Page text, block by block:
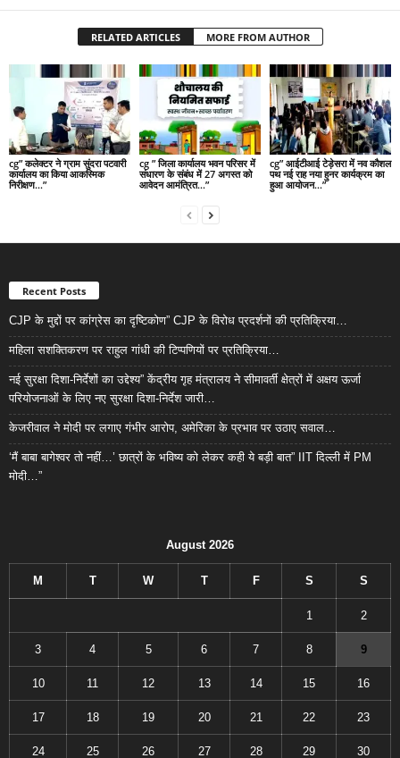
RELATED ARTICLES MORE FROM AUTHOR
cg” कलेक्टर ने ग्राम सुंदरा पटवारी
कार्यालय का किया आकस्मिक
निरीक्षण…”
cg ” जिला कार्यालय भवन परिसर में
संधारण के संबंध में 27 अगस्त को
आवेदन आमंत्रित…”
cg” आईटीआई टेड़ेसरा में नव कौशल
पथ नई राह नया हुनर कार्यक्रम का
हुआ आयोजन…”
Recent Posts
CJP के मुद्दों पर कांग्रेस का दृष्टिकोण” CJP के विरोध प्रदर्शनों की प्रतिक्रिया…
महिला सशक्तिकरण पर राहुल गांधी की टिप्पणियों पर प्रतिक्रिया…
नई सुरक्षा दिशा-निर्देशों का उद्देश्य” केंद्रीय गृह मंत्रालय ने सीमावर्ती क्षेत्रों में अक्षय ऊर्जा
परियोजनाओं के लिए नए सुरक्षा दिशा-निर्देश जारी…
केजरीवाल ने मोदी पर लगाए गंभीर आरोप, अमेरिका के प्रभाव पर उठाए सवाल…
‘मैं बाबा बागेश्वर तो नहीं…’ छात्रों के भविष्य को लेकर कही ये बड़ी बात” IIT दिल्ली में PM
मोदी…”
August 2026
M T W T F S S
1 2
3 4 5 6 7 8 9
10 11 12 13 14 15 16
17 18 19 20 21 22 23
24 25 26 27 28 29 30